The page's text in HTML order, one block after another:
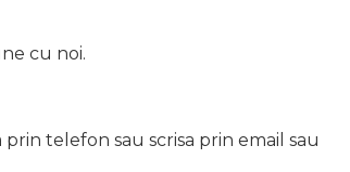
cu noi.
telefon sau scrisa prin email sau